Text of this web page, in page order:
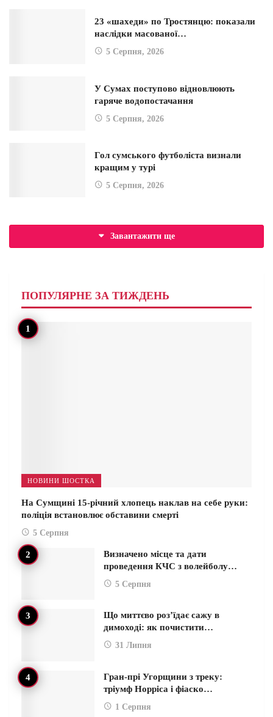
23 «шахеди» по Тростянцю: показали
наслідки масованої…
5 Серпня, 2026
У Сумах поступово відновлюють
гаряче водопостачання
5 Серпня, 2026
Гол сумського футболіста визнали
кращим у турі
5 Серпня, 2026
Завантажити ще
ПОПУЛЯРНЕ ЗА ТИЖДЕНЬ
НОВИНИ ШОСТКА
На Сумщині 15-річний хлопець наклав на себе руки:
поліція встановлює обставини смерті
5 Серпня
Визначено місце та дати
проведення КЧС з волейболу…
5 Серпня
Що миттєво роз’їдає сажу в
димоході: як почистити…
31 Липня
Гран-прі Угорщини з треку:
тріумф Норріса і фіаско…
1 Серпня